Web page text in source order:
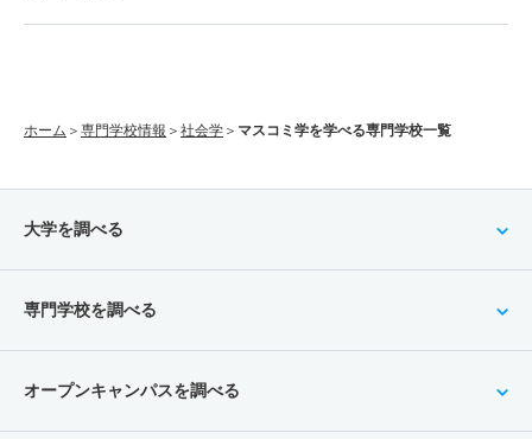
ホーム 専門学校情報 社会学 マスコミ学を学べる専門学校一覧
大学を調べる
専門学校を調べる
オープンキャンパスを調べる